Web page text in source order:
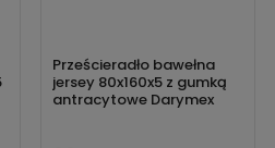
Prześcieradło bawełna
jersey 80x160x5 z gumką
antracytowe Darymex